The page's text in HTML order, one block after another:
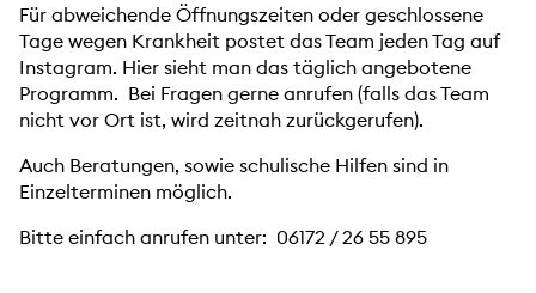
Für abweichende Öffnungszeiten oder geschlossene
Tage wegen Krankheit postet das Team jeden Tag auf
Instagram. Hier sieht man das täglich angebotene
Programm. Bei Fragen gerne anrufen (falls das Team
nicht vor Ort ist, wird zeitnah zurückgerufen).
Auch Beratungen, sowie schulische Hilfen sind in
Einzelterminen möglich.
Bitte einfach anrufen unter: 06172 / 26 55 895